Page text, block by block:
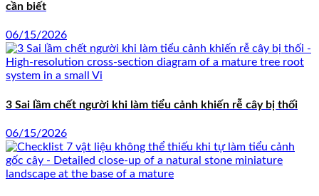
cần biết
06/15/2026
3 Sai lầm chết người khi làm tiểu cảnh khiến rễ cây bị thối
06/15/2026